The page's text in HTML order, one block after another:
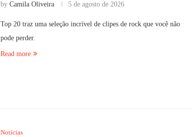
by Camila Oliveira 5 de agosto de 2026
Top 20 traz uma seleção incrível de clipes de rock que você não
pode perder.
Read more
Notícias